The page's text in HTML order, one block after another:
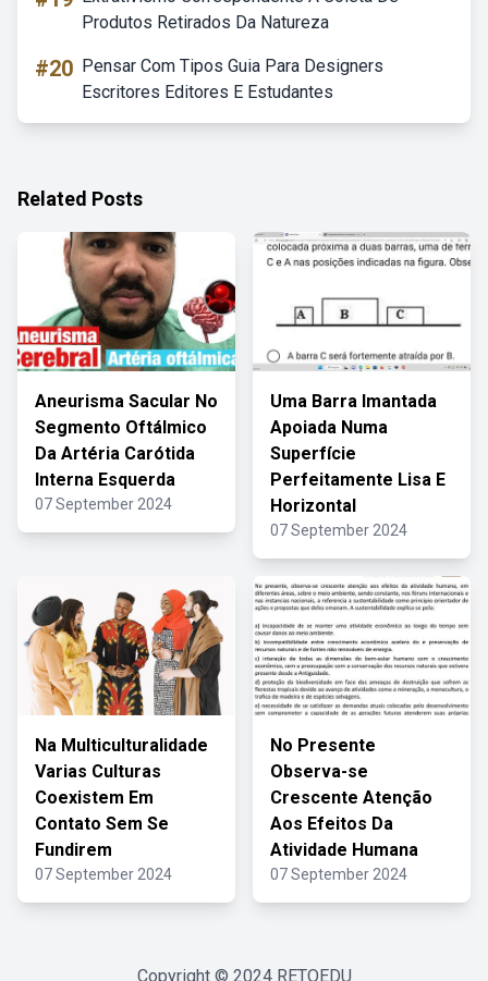
Produtos Retirados Da Natureza
#20 Pensar Com Tipos Guia Para Designers
Escritores Editores E Estudantes
Related Posts
Aneurisma Sacular No
Segmento Oftálmico
Da Artéria Carótida
Interna Esquerda
07 September 2024
Uma Barra Imantada
Apoiada Numa
Superfície
Perfeitamente Lisa E
Horizontal
07 September 2024
Na Multiculturalidade
Varias Culturas
Coexistem Em
Contato Sem Se
Fundirem
07 September 2024
No Presente
Observa-se
Crescente Atenção
Aos Efeitos Da
Atividade Humana
07 September 2024
Copyright © 2024 RETOEDU